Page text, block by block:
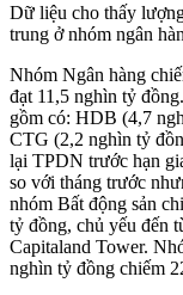
Dữ liệu cho thấy
trung ở nhóm ngân
Nhóm Ngân hàng
đạt 11,5 nghìn tỷ
gồm có: HDB (4,7
CTG (2,2 nghìn tỷ
lại TPDN trước hạn
so với tháng trước
nhóm Bất động sản
tỷ đồng, chủ yếu đến
Capitaland Tower.
nghìn tỷ đồng chiếm